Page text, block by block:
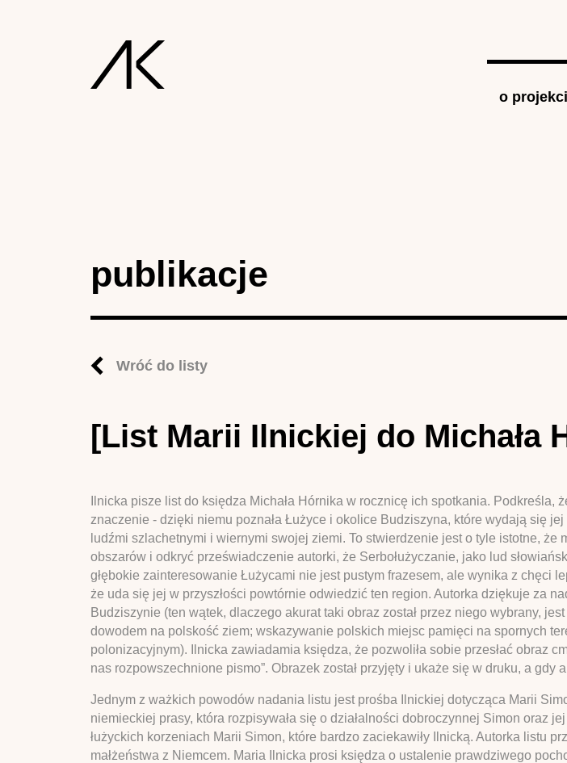
o
publikacje
Wróć do listy
[List Marii Ilnickiej do Michała
Ilnicka pisze list do księdza Michała Hórnika w rocznicę ich spotkania.
znaczenie - dzięki niemu poznała Łużyce i okolice Budziszyna, które wydają się
ludźmi szlachetnymi i wiernymi swojej ziemi. To stwierdzenie jest o tyle istotne,
obszarów i odkryć przeświadczenie autorki, że Serbołużyczanie, jako lud
głębokie zainteresowanie Łużycami nie jest pustym frazesem, ale wynika z chęci
że uda się jej w przyszłości powtórnie odwiedzić ten region. Autorka dziękuje za
Budziszynie (ten wątek, dlaczego akurat taki obraz został przez niego wybrany,
dowodem na polskość ziem; wskazywanie polskich miejsc pamięci na spornych
polonizacyjnym). Ilnicka zawiadamia księdza, że pozwoliła sobie przesłać obraz
nas rozpowszechnione pismo”. Obrazek został przyjęty i ukaże się w druku, a
Jednym z ważkich powodów nadania listu jest prośba Ilnickiej dotycząca Marii
niemieckiej prasy, która rozpisywała się o działalności dobroczynnej Simon oraz
łużyckich korzeniach Marii Simon, które bardzo zaciekawiły Ilnicką. Autorka listu
małżeństwa z Niemcem. Maria Ilnicka prosi księdza o ustalenie prawdziwego